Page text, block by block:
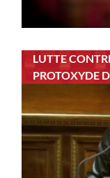
LUTTE
PROTOXYDE